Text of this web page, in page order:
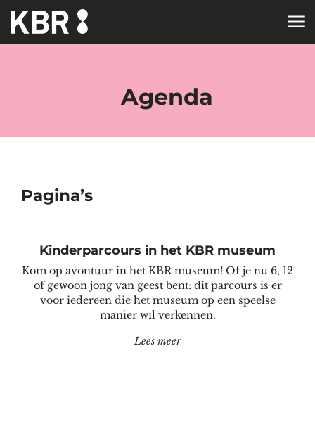
Skip to main content
Agenda
Pagina’s
Kinderparcours in het KBR museum
Kom op avontuur in het KBR museum! Of je nu 6, 12
of gewoon jong van geest bent: dit parcours is er
voor iedereen die het museum op een speelse
manier wil verkennen.
Lees meer"Kinderparcours in het